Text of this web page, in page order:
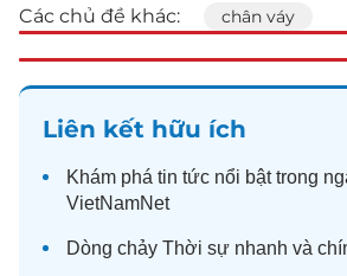
Các chủ đề khác: chân váy
Liên kết hữu ích
Khám phá tin tức nổi bật trong
VietNamNet
Dòng chảy Thời sự nhanh và